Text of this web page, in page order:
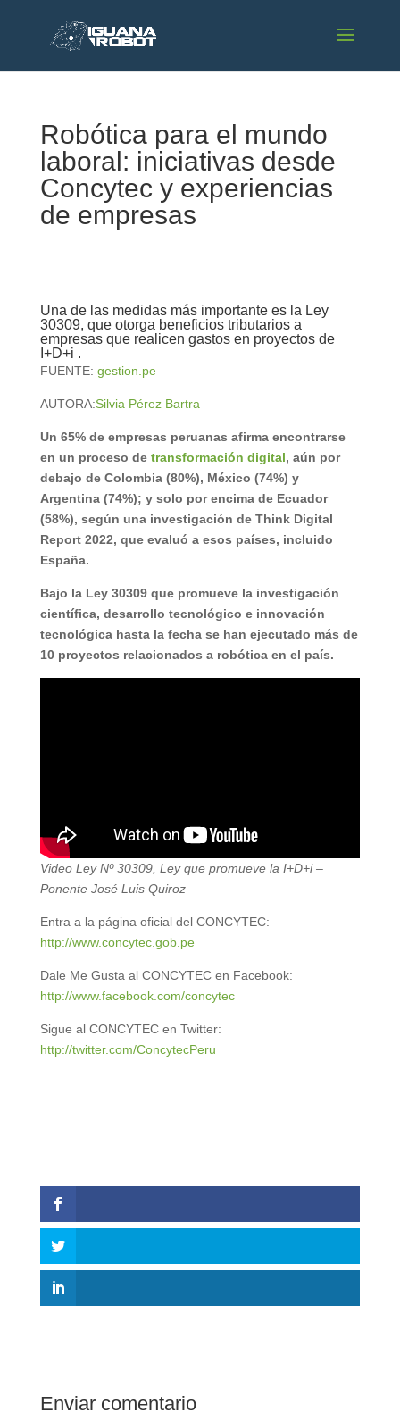
Robótica para el mundo
laboral: iniciativas desde
Concytec y experiencias
de empresas
Una de las medidas más importante es la Ley
30309, que otorga beneficios tributarios a
empresas que realicen gastos en proyectos de
I+D+i .
FUENTE: gestion.pe
AUTORA:Silvia Pérez Bartra
Un 65% de empresas peruanas afirma encontrarse
en un proceso de transformación digital, aún por
debajo de Colombia (80%), México (74%) y
Argentina (74%); y solo por encima de Ecuador
(58%), según una investigación de Think Digital
Report 2022, que evaluó a esos países, incluido
España.
Bajo la Ley 30309 que promueve la investigación
científica, desarrollo tecnológico e innovación
tecnológica hasta la fecha se han ejecutado más de
10 proyectos relacionados a robótica en el país.
Video Ley Nº 30309, Ley que promueve la I+D+i –
Ponente José Luis Quiroz
Entra a la página oficial del CONCYTEC:
http://www.concytec.gob.pe
Dale Me Gusta al CONCYTEC en Facebook:
http://www.facebook.com/concytec
Sigue al CONCYTEC en Twitter:
http://twitter.com/ConcytecPeru
Enviar comentario